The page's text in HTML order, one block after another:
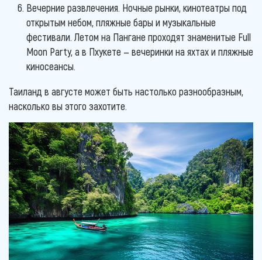
Вечерние развлечения. Ночные рынки, кинотеатры под
открытым небом, пляжные бары и музыкальные
фестивали. Летом на Пангане проходят знаменитые Full
Moon Party, а в Пхукете — вечеринки на яхтах и пляжные
киносеансы.
Таиланд в августе может быть настолько разнообразным,
насколько вы этого захотите.